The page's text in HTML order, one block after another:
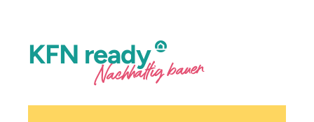
KFN ready
Nachhaltig bauen